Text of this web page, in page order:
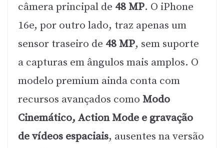
câmera principal de 48 MP. O iPhone
16e, por outro lado, traz apenas um
sensor traseiro de 48 MP, sem suporte
a capturas em ângulos mais amplos. O
modelo premium ainda conta com
recursos avançados como Modo
Cinemático, Action Mode e gravação
de vídeos espaciais, ausentes na versão